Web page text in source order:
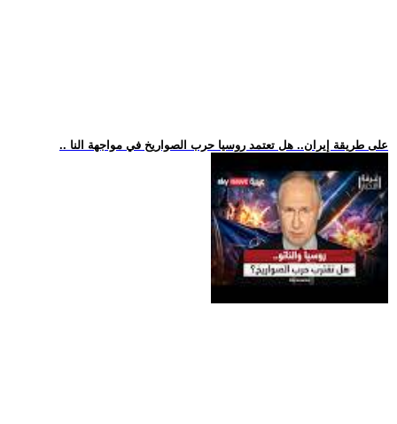
.. على طريقة إيران.. هل تعتمد روسيا حرب الصواريخ في مواجهة النا